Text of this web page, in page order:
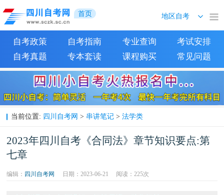
首页
自考政策 自考指南 专业查询
考试安排
自考真题
专本套读 课程购买 常见问题
当前位置: 四川自考网 > 串讲笔记> 法学类
2023年四川自考《合同法》章节知识要点:第
七章
编辑： 四川自考网 日期：2023-06-21 阅读：225次